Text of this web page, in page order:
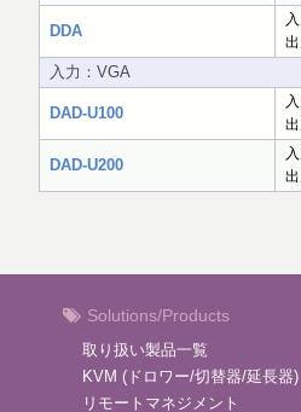
DDA
入力：VGA
DAD-U100
DAD-U200
Solutions/Products
取り扱い製品一覧
KVM (ドロワー/切替器/延長器)
リモートマネジメント